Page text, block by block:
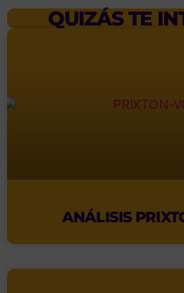
QUIZÁS TE
ANÁLISIS